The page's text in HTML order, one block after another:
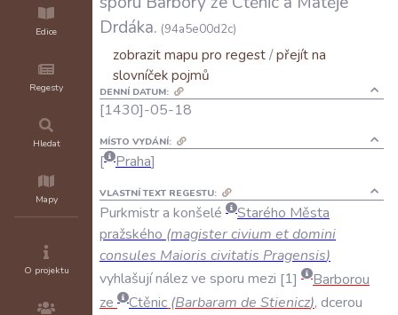
Edice
Regesty
Hledat
Mapy
O projektu
Drdáka. (94a5e00d2c)
zobrazit mapu pro regest/přejít na
slovníček pojmů
DENNÍ DATUM:
[1430]-05-18
MÍSTO VYDÁNÍ:
Praha
VLASTNÍ TEXT REGESTU:
Purkmistra konšelé Starého Města
pražského (magistercivium etdomini
consules Maioris civitatis Pragensis)
vyhlašujínálezve sporu mezi 1
Barborou
ze
Ctěnic (Barbaram de Stienicz), dcerou